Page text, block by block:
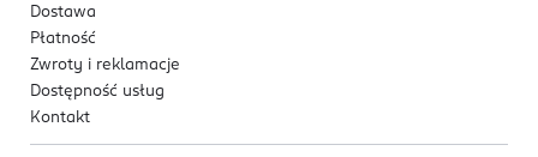
Dostawa
Płatność
Zwroty i reklamacje
Dostępność usług
Kontakt